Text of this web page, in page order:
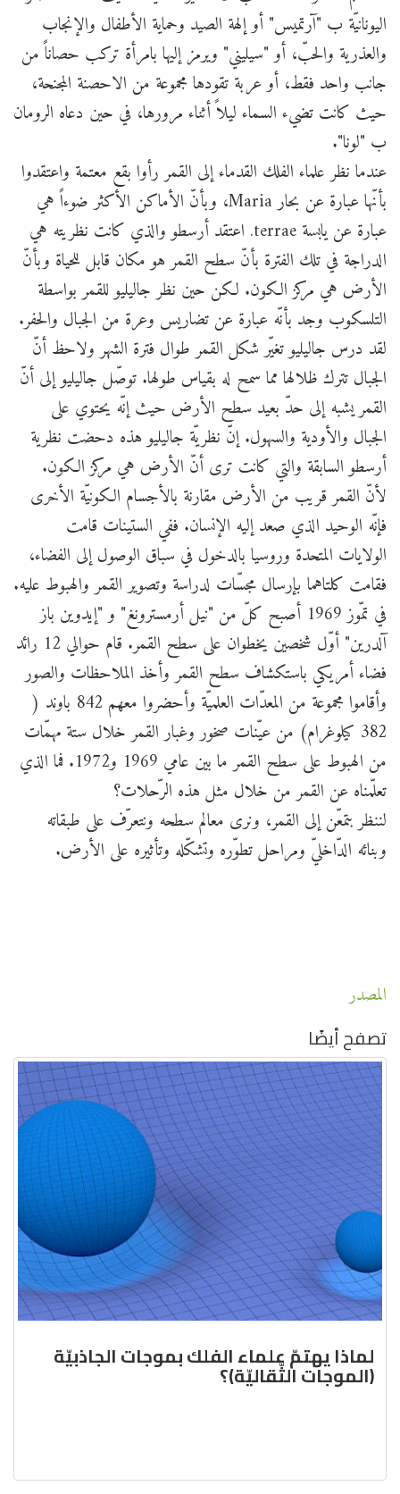
اليونانيّة ب "آرتميس" أو إلهة الصيد وحماية الأطفال والإنجاب
والعذرية والحبّ، أو "سيليني" ويرمز إليها بامرأة تركب حصاناً من
جانب واحد فقط، أو عربة تقودها مجموعة من الاحصنة المجنحة،
حيث كانت تضيء السماء ليلاً أثناء مرورها، في حين دعاه الرومان
ب "لونا".
عندما نظر علماء الفلك القدماء إلى القمر رأوا بقع معتمة واعتقدوا
بأنّها عبارة عن بحار Maria، وبأنّ الأماكن الأكثر ضوءاً هي
عبارة عن يابسة terrae. اعتقد أرسطو والذي كانت نظريته هي
الدراجة في تلك الفترة بأنّ سطح القمر هو مكان قابل للحياة وبأنّ
الأرض هي مركز الكون. لكن حين نظر جاليليو للقمر بواسطة
التلسكوب وجد بأنّه عبارة عن تضاريس وعرة من الجبال والحفر.
لقد درس جاليليو تغيّر شكل القمر طوال فترة الشهر ولاحظ أنّ
الجبال تترك ظلالها مما سمح له بقياس طولها. توصّل جاليليو إلى أنّ
القمر يشبه إلى حدّ بعيد سطح الأرض حيث إنّه يحتوي على
الجبال والأودية والسهول. إنّ نظريّة جاليليو هذه دحضت نظرية
أرسطو السابقة والتي كانت ترى أنّ الأرض هي مركز الكون.
لأنّ القمر قريب من الأرض مقارنة بالأجسام الكونيّة الأخرى
فإنّه الوحيد الذي صعد إليه الإنسان. ففي الستينات قامت
الولايات المتحدة وروسيا بالدخول في سباق الوصول إلى الفضاء،
فقامت كلتاهما بإرسال مجسّات لدراسة وتصوير القمر والهبوط عليه.
في تمّوز 1969 أصبح كلّ من "نيل أرمسترونغ" و "إيدوين باز
آلدرين" أوّل شخصين يخطوان على سطح القمر. قام حوالي 12 رائد
فضاء أمريكي باستكشاف سطح القمر وأخذ الملاحظات والصور
وأقاموا مجموعة من المعدّات العلميّة وأحضروا معهم 842 باوند (
382 كيلوغرام) من عيّنات صخور وغبار القمر خلال ستة مهمّات
من الهبوط على سطح القمر ما بين عامي 1969 و1972. فما الذي
تعلّمناه عن القمر من خلال مثل هذه الرّحلات؟
لننظر بتمعّن إلى القمر، ونرى معالم سطحه ونتعرّف على طبقاته
وبنائه الدّاخليّ ومراحل تطوّره وتشكّله وتأثيره على الأرض.
المصدر
تصفح أيضًا
لماذا يهتمّ علماء الفلك بموجات الجاذبيّة
(الموجات الثّقاليّة)؟